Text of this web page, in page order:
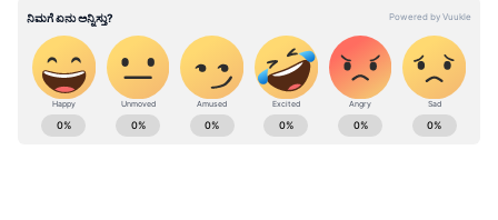
ಕರ್ನಾಟಕ, ಭಾರತ ( India News) ಮತ್ತು ಜಗತ್ತಿನ